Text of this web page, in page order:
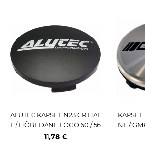
ALUTEC KAPSEL N23 GR.HAL
L / HÕBEDANE LOGO 60 / 56
MM
11,78 €
NE /